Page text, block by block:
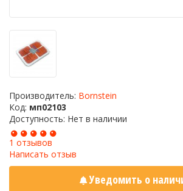
Производитель: Bornstein
Код: мп02103
Доступность: Нет в наличии
1 отзывов
Написать отзыв
Уведомить о